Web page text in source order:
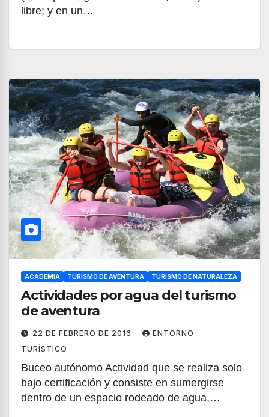
libre; y en un…
ACADEMIA TURISMO DE AVENTURA TURISMO DE NATURALEZA
Actividades por agua del turismo
de aventura
22 DE FEBRERO DE 2016
ENTORNO
TURÍSTICO
Buceo autónomo Actividad que se realiza solo
bajo certificación y consiste en sumergirse
dentro de un espacio rodeado de agua,…